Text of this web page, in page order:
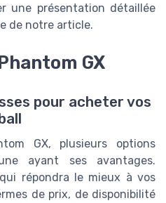
une présentation détaillée
de notre article.
GX
pour acheter vos
GX, plusieurs options
ayant ses avantages.
répondra le mieux à vos
de prix, de disponibilité